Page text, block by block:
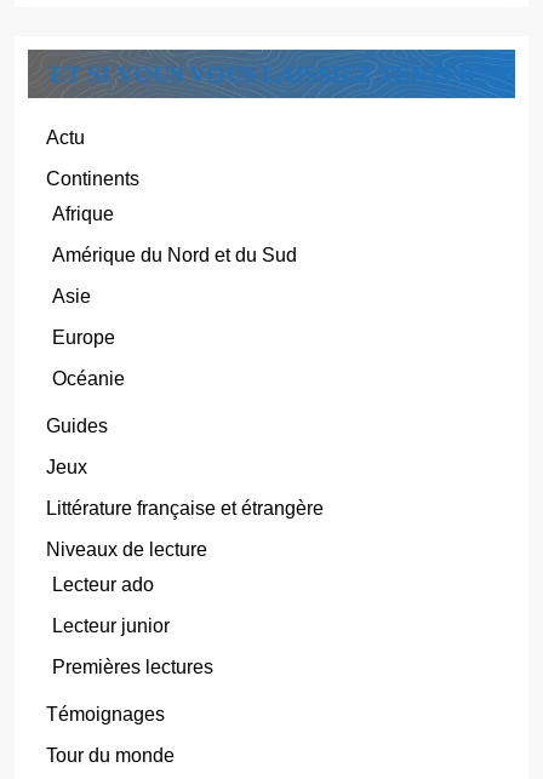
ET SI VOUS VOUS LAISSIEZ TENTER ?
Actu
Continents
Afrique
Amérique du Nord et du Sud
Asie
Europe
Océanie
Guides
Jeux
Littérature française et étrangère
Niveaux de lecture
Lecteur ado
Lecteur junior
Premières lectures
Témoignages
Tour du monde